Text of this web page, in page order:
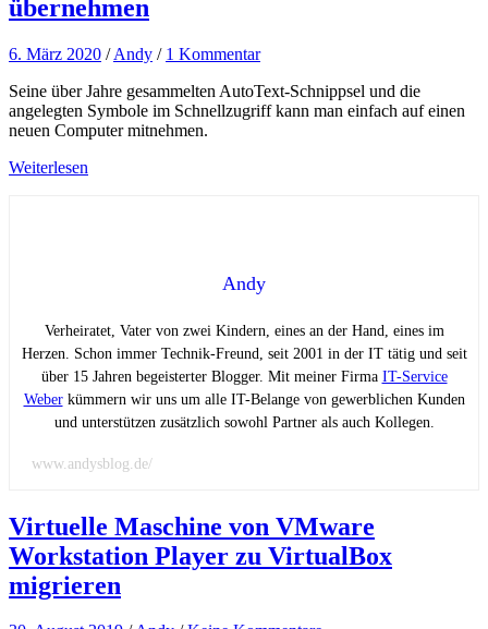
übernehmen
6. März 2020 /Andy / 1 Kommentar
Seine über Jahre gesammelten AutoText-Schnippsel und die
angelegten Symbole im Schnellzugriff kann man einfach auf einen
neuen Computer mitnehmen.
Weiterlesen
Andy
Verheiratet, Vater von zwei Kindern, eines an der Hand, eines im
Herzen. Schon immer Technik-Freund, seit 2001 in der IT tätig und seit
über 15 Jahren begeisterter Blogger. Mit meiner Firma IT-Service
Weberkümmern wir uns um alle IT-Belange von gewerblichen Kunden
und unterstützen zusätzlich sowohl Partner als auch Kollegen.
www.andysblog.de/
Virtuelle Maschine von VMware
Workstation Player zu VirtualBox
migrieren